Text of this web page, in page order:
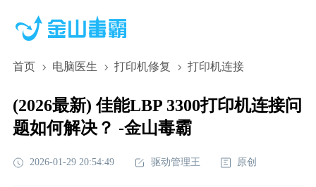
首页 电脑医生 打印机修复 打印机连接
(2026最新) 佳能LBP 3300打印机连接问
题如何解决？ -金山毒霸
2026-01-29 20:54:49 驱动管理王 原创